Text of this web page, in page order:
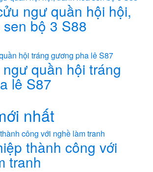
ngư quần hội hội,
bộ 3 S88
quần hội tráng
lê S87
nhất
thành công với
tranh